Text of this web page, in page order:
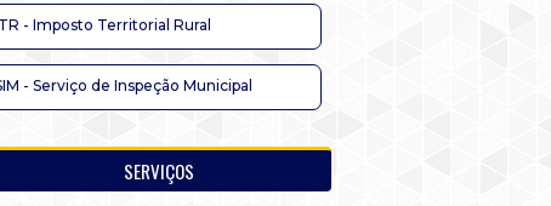
- Imposto Territorial Rural
- Serviço de Inspeção Municipal
SERVIÇOS